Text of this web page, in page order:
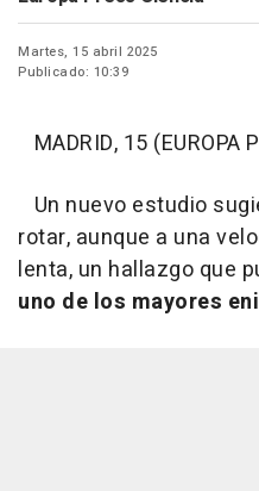
Martes, 15 abril 2025
Publicado: 10:39
MADRID, 15 (EUROPA
Un nuevo estudio
rotar, aunque a una
lenta, un hallazgo que
uno de los mayores